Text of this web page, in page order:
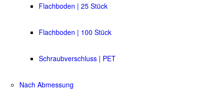
Flachboden | 25 Stück
Flachboden | 100 Stück
Schraubverschluss | PET
Nach Abmessung